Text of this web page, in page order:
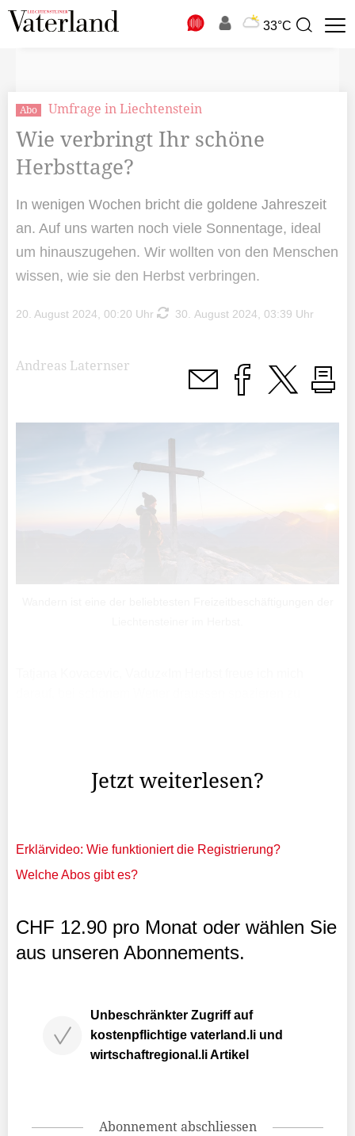
33°C
Suchbegriff
Abo Umfrage in Liechtenstein
Wie verbringt Ihr schöne
Herbsttage?
In wenigen Wochen bricht die goldene Jahreszeit
an. Auf uns warten noch viele Sonnentage, ideal
um hinauszugehen. Wir wollten von den Menschen
wissen, wie sie den Herbst verbringen.
20. August 2024, 00:20 Uhr 30. August 2024, 03:39 Uhr
Andreas Laternser
Jetzt weiterlesen?
Erklärvideo: Wie funktioniert die Registrierung?
Welche Abos gibt es?
CHF 12.90 pro Monat oder wählen Sie
aus unseren Abonnements.
Unbeschränkter Zugriff auf
kostenpflichtige vaterland.li und
wirtschaftregional.li Artikel
Abonnement abschliessen